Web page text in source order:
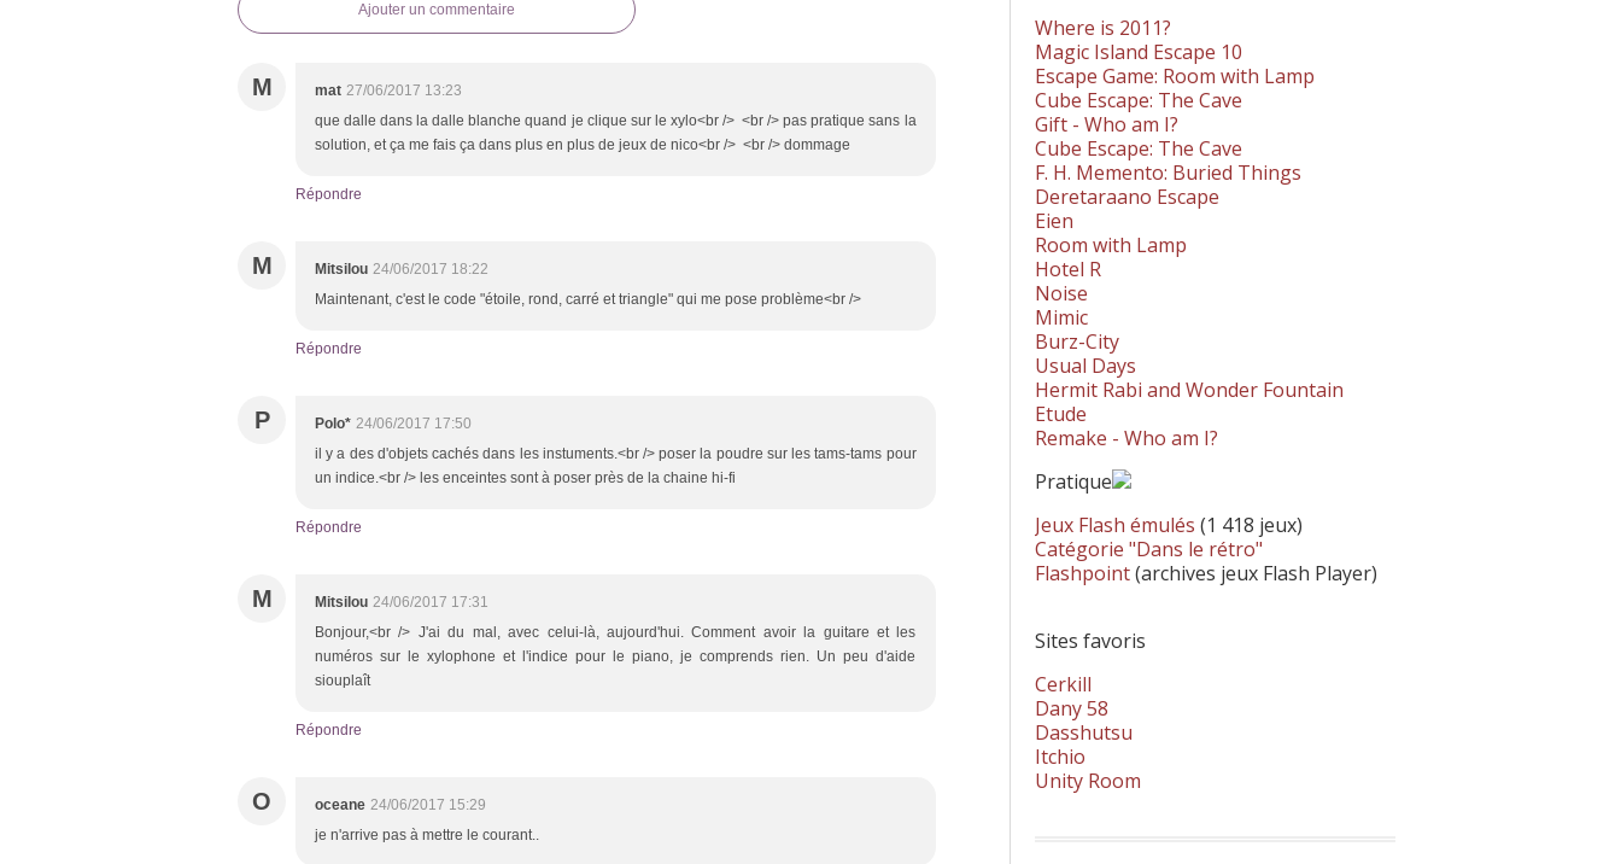
Ajouter un commentaire
M mat 27/06/2017 13:23
que dalle dans la dalle blanche quand je clique sur le xylo<br /> <br /> pas pratique sans la
solution, et ça me fais ça dans plus en plus de jeux de nico<br /> <br /> dommage
Répondre
M Mitsilou 24/06/2017 18:22
Maintenant, c'est le code "étoile, rond, carré et triangle" qui me pose problème<br />
Répondre
P Polo* 24/06/2017 17:50
il y a des d'objets cachés dans les instuments.<br /> poser la poudre sur les tams-tams pour
un indice.<br /> les enceintes sont à poser près de la chaine hi-fi
Répondre
M Mitsilou 24/06/2017 17:31
Bonjour,<br /> J'ai du mal, avec celui-là, aujourd'hui. Comment avoir la guitare et les
numéros sur le xylophone et l'indice pour le piano, je comprends rien. Un peu d'aide
siouplaît
Répondre
O oceane 24/06/2017 15:29
je n'arrive pas à mettre le courant..
Where is 2011?
Magic Island Escape 10
Escape Game: Room with Lamp
Cube Escape: The Cave
Gift - Who am I?
Cube Escape: The Cave
F. H. Memento: Buried Things
Deretaraano Escape
Eien
Room with Lamp
Hotel R
Noise
Mimic
Burz-City
Usual Days
Hermit Rabi and Wonder Fountain
Etude
Remake - Who am I?
Pratique
Jeux Flash émulés (1 418 jeux)
Catégorie "Dans le rétro"
Flashpoint(archives jeux Flash Player)
Sites favoris
Cerkill
Dany 58
Dasshutsu
Itchio
Unity Room